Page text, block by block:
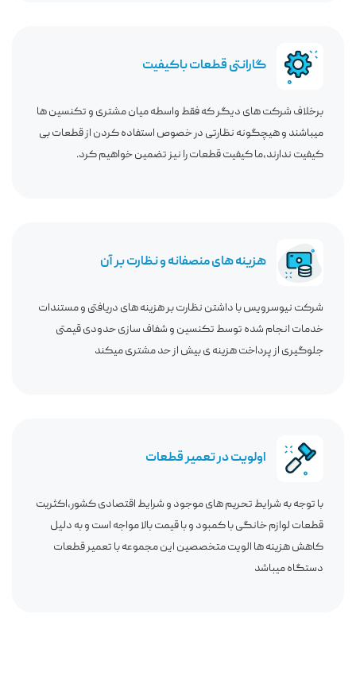
گارانتی قطعات باکیفیت
برخلاف شرکت های دیگر که فقط واسطه میان مشتری و تکنسین ها
میباشند و هیچگونه نظارتی در خصوص استفاده کردن از قطعات بی
کیفیت ندارند،ما کیفیت قطعات را نیز تضمین خواهیم کرد.
هزینه های منصفانه و نظارت بر آن
شرکت نیوسرویس با داشتن نظارت بر هزینه های دریافتی و مستندات
خدمات انجام شده توسط تکنسین و شفاف سازی حدودی قیمتی
جلوگیری از پرداخت هزینه ی بیش از حد مشتری میکند
اولویت در تعمیر قطعات
با توجه به شرایط تحریم های موجود و شرایط اقتصادی کشور،اکثریت
قطعات لوازم خانگی با کمبود و با قیمت بالا مواجه است و به دلیل
کاهش هزینه ها الویت متخصصین این مجموعه با تعمیر قطعات
دستگاه میباشد